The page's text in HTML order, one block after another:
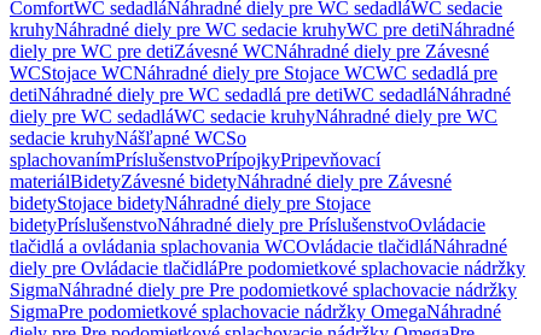
ComfortWC sedadláNáhradné diely pre WC sedadláWC sedacie
kruhyNáhradné diely pre WC sedacie kruhyWC pre detiNáhradné
diely pre WC pre detiZávesné WCNáhradné diely pre Závesné
WCStojace WCNáhradné diely pre Stojace WCWC sedadlá pre
detiNáhradné diely pre WC sedadlá pre detiWC sedadláNáhradné
diely pre WC sedadláWC sedacie kruhyNáhradné diely pre WC
sedacie kruhyNášľapné WCSo
splachovanímPríslušenstvoPrípojkyPripevňovací
materiálBidetyZávesné bidetyNáhradné diely pre Závesné
bidetyStojace bidetyNáhradné diely pre Stojace
bidetyPríslušenstvoNáhradné diely pre PríslušenstvoOvládacie
tlačidlá a ovládania splachovania WCOvládacie tlačidláNáhradné
diely pre Ovládacie tlačidláPre podomietkové splachovacie nádržky
SigmaNáhradné diely pre Pre podomietkové splachovacie nádržky
SigmaPre podomietkové splachovacie nádržky OmegaNáhradné